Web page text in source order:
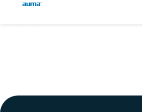
Pliki do pobrania
Azja i Pacyfik